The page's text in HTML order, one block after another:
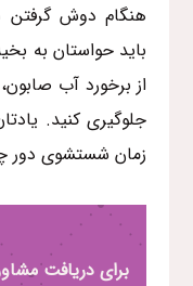
هنگام دوش گرفتن
باید حواستان به
از برخورد آب
جلوگیری کنید.
زمان شستشوی دور
برای دریافت